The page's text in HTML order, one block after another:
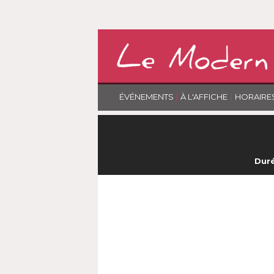
ÉVÉNEMENTS | À L'AFFICHE |